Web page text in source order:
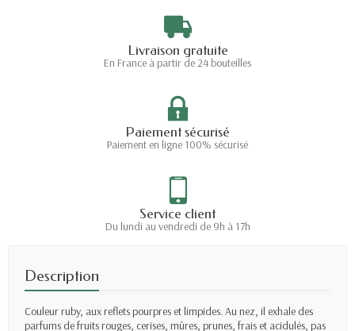
Livraison gratuite
En France à partir de 24 bouteilles
Paiement sécurisé
Paiement en ligne 100% sécurisé
Service client
Du lundi au vendredi de 9h à 17h
Description
Couleur ruby, aux reflets pourpres et limpides. Au nez, il exhale des
parfums de fruits rouges, cerises, mûres, prunes, frais et acidulés, pas